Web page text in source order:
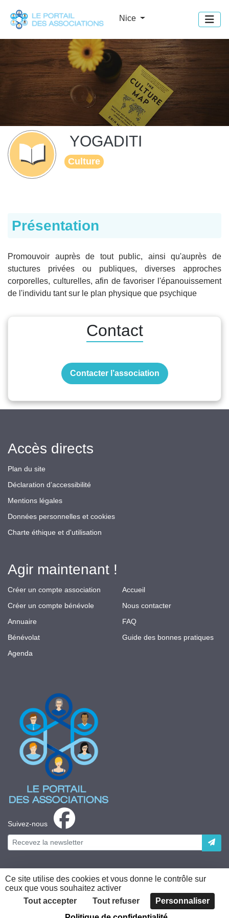
Nice
YOGADITI
Culture
Présentation
Promouvoir auprès de tout public, ainsi qu'auprès de
stuctures privées ou publiques, diverses approches
corporelles, culturelles, afin de favoriser l'épanouissement
de l'individu tant sur le plan physique que psychique
Contact
Contacter l’association
Suivez-nous
Accès directs
Plan du site
Déclaration d’accessibilité
Mentions légales
Données personnelles et cookies
Charte éthique et d'utilisation
Agir maintenant !
Créer un compte association
Créer un compte bénévole
Annuaire
Bénévolat
Agenda
Accueil
Nous contacter
FAQ
Guide des bonnes pratiques
Plateforme développée en France par
Ce site utilise des cookies et vous donne le contrôle sur
ceux que vous souhaitez activer
Tout accepter
Tout refuser
Personnaliser